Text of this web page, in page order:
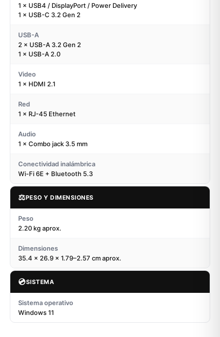
1 × USB4 / DisplayPort / Power Delivery
1 × USB-C 3.2 Gen 2
USB-A
2 × USB-A 3.2 Gen 2
1 × USB-A 2.0
Video
1 × HDMI 2.1
Red
1 × RJ-45 Ethernet
Audio
1 × Combo jack 3.5 mm
Conectividad inalámbrica
Wi-Fi 6E + Bluetooth 5.3
⚖️PESO Y DIMENSIONES
Peso
2.20 kg aprox.
Dimensiones
35.4 × 26.9 × 1.79–2.57 cm aprox.
💿SISTEMA
Sistema operativo
Windows 11